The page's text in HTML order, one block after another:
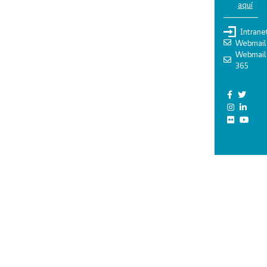
aquí
Webmail
Webmail
365